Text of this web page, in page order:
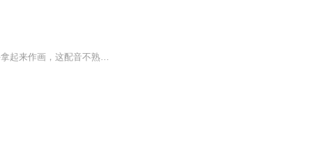
在喜马攀登学习近20天，对于知识还吃不透 很是迷茫，不比以前画画，该用什么笔了就顺手拿起来作画，这配音不熟练，效果很差，拿不出手！以前用笔记记一些三三两两的往事，现在，我要学会用声音去记录！希望自己能一天天有进步！多多鞭策我吧！不然我会偷懒...